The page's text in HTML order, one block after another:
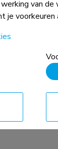
met het
beperkingen
heeft
van de
van
je